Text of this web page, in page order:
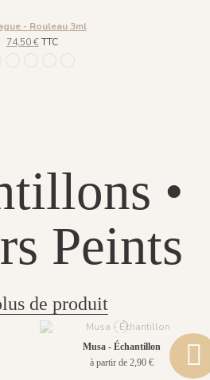
- Rouleau 3ml
74,50 €TTC
•
Peints
de produit
Musa - Échantillon
à partir de 2,90 €